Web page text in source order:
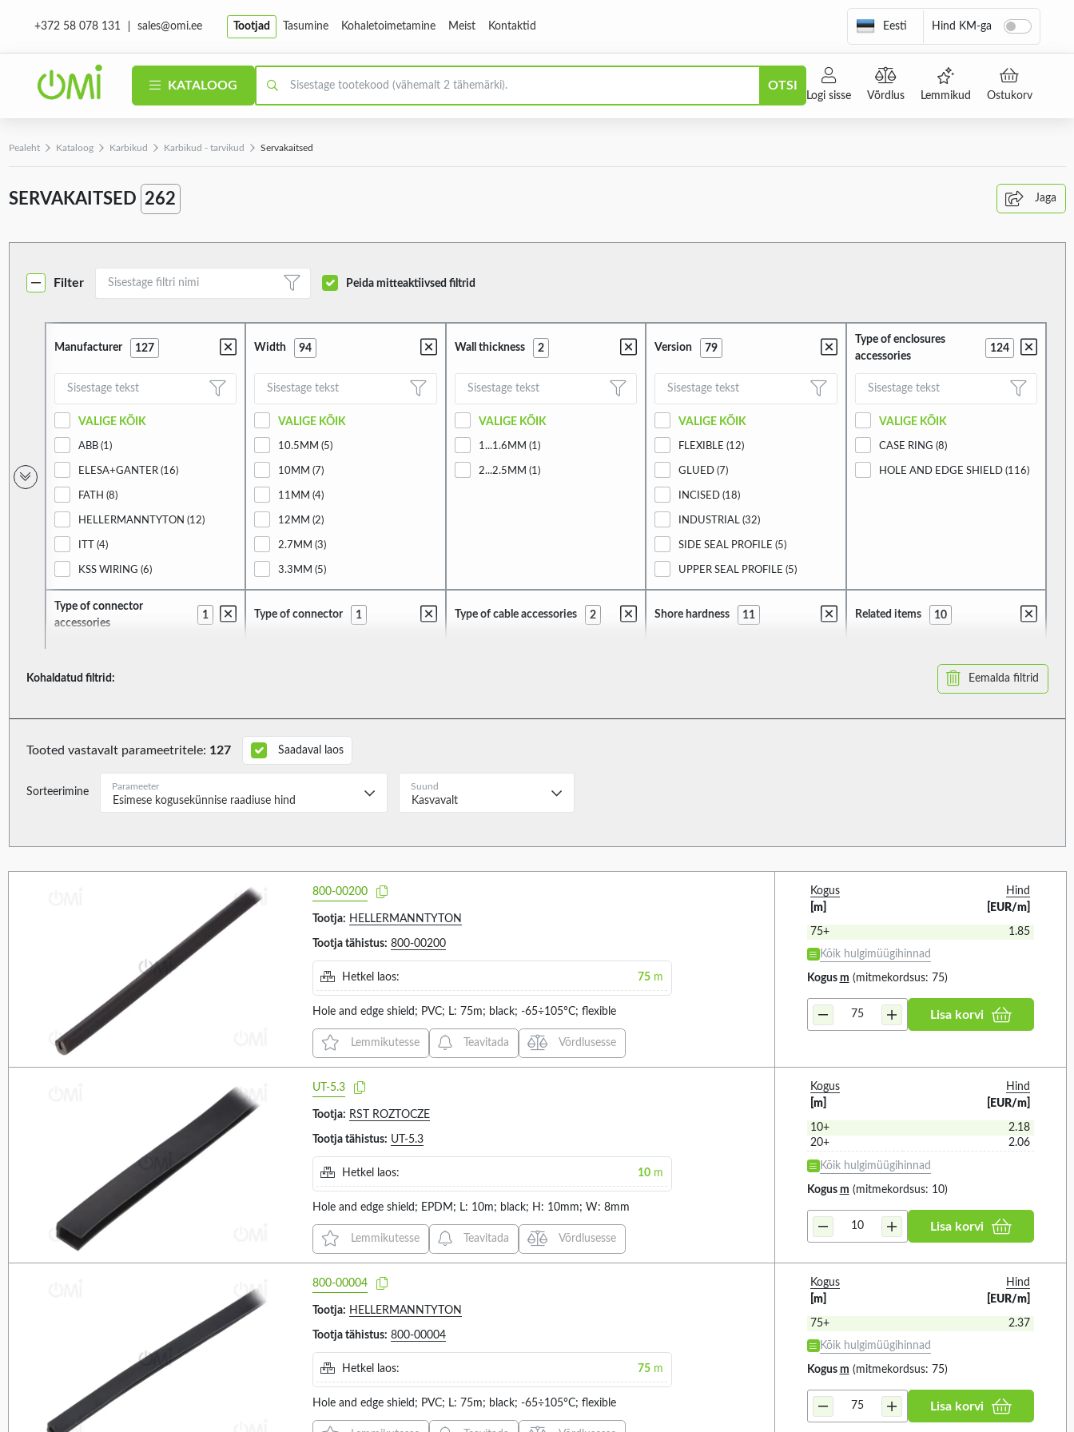
+372 58 078 131 sales@omi.ee Tootjad Tasumine Kohaletoimetamine Meist Kontaktid Eesti Hind KM-ga
KATALOOG OTSI
Logi sisse Võrdlus Lemmikud Ostukorv
Pealeht Kataloog Karbikud Karbikud - tarvikud Servakaitsed
SERVAKAITSED 262 Jaga
Filter Peida mitteaktiivsed filtrid
Manufacturer 127
VALIGE KÕIK
ABB (1)
ELESA+GANTER (16)
FATH (8)
HELLERMANNTYTON (12)
ITT (4)
KSS WIRING (6)
MOREK (1)
TE CONNECTIVITY (2)
Width 94
VALIGE KÕIK
10.5MM (5)
10MM (7)
11MM (4)
12MM (2)
2.7MM (3)
3.3MM (5)
4.3MM (7)
5.4MM (5)
5.5MM (4)
6.5MM (10)
8.5MM (2)
8.75MM (2)
8MM (1)
9.5MM (2)
9MM (6)
Wall thickness 2
VALIGE KÕIK
1...1.6MM (1)
2...2.5MM (1)
Version 79
VALIGE KÕIK
FLEXIBLE (12)
GLUED (7)
INCISED (18)
INDUSTRIAL (32)
SIDE SEAL PROFILE (5)
UPPER SEAL PROFILE (5)
Type of enclosures
accessories
124
VALIGE KÕIK
CASE RING (8)
HOLE AND EDGE SHIELD (116)
Type of connector
accessories
1 Type of connector 1 Type of cable accessories 2 Shore hardness 11 Related items 10
VALIGE KÕIK
5PCS. (2)
0.4...0.6MM (4)
0.4...0.9MM (1)
0.4...1.3MM (3)
0.7...0.9MM (3)
1...2.5MM (3)
1...2MM (14)
1...3.5MM (4)
1...4MM (10)
1.2...1.6MM (5)
1.6...2MM (1)
1.7...2.2MM (4)
2...2.4MM (1)
2...4MM (3)
-30...100°C (1)
-30...70°C (21)
-30...80°C (5)
-60...260°C (1)
-60...95°C (4)
-65...105°C (2)
VALIGE KÕIK
RAYRIM (2)
VALIGE KÕIK
1.2M (2)
5M (5)
75M (2)
VALIGE KÕIK
0.6MM (1)
2.4MM (2)
3.5MM (1)
6.7MM (1)
VALIGE KÕIK
Height 97
VALIGE KÕIK
13MM (5)
14.5MM (6)
14MM (5)
15.1MM (1)
Front 24 External height
Kohaldatud filtrid: Eemalda filtrid
Tooted vastavalt parameetritele: 127 Saadaval laos
Sorteerimine
Esimese kogusekünnise raadiuse hind
Parameeter
Kasvavalt
Suund
800-00200
Tootja: HELLERMANNTYTON
Tootja tähistus: 800-00200
Hetkel laos: 75m
Hole and edge shield; PVC; L: 75m; black; -65÷105°C; flexible
Lemmikutesse Teavitada Võrdlusesse
Kogus
[m]
Hind
[EUR/m]
75+
1.85
Kõik hulgimüügihinnad
Kogus m (mitmekordsus: 75)
Lisa korvi
UT-5.3
Tootja: RST ROZTOCZE
Tootja tähistus: UT-5.3
Hetkel laos: 10m
Hole and edge shield; EPDM; L: 10m; black; H: 10mm; W: 8mm
Lemmikutesse Teavitada Võrdlusesse
Kogus
[m]
Hind
[EUR/m]
10+
2.18
20+
2.06
Kõik hulgimüügihinnad
Kogus m (mitmekordsus: 10)
Lisa korvi
800-00004
Tootja: HELLERMANNTYTON
Tootja tähistus: 800-00004
Hetkel laos: 75m
Hole and edge shield; PVC; L: 75m; black; -65÷105°C; flexible
Kogus
[m]
Hind
[EUR/m]
75+
2.37
Kõik hulgimüügihinnad
Kogus m (mitmekordsus: 75)
Lisa korvi